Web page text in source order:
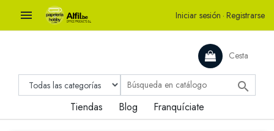
 Iniciar sesión · Registrarse
Cesta

Tiendas Blog Franquíciate